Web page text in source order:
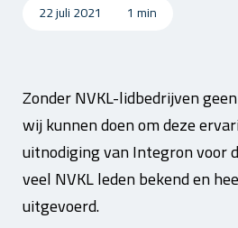
22 juli 2021 1 min
Zonder NVKL-lidbedrijven
wij kunnen doen om deze
uitnodiging van Integron voor
veel NVKL leden bekend en
uitgevoerd.